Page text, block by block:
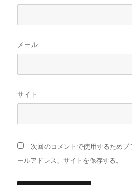
メール
サイト
次回のコメントで使用するため
ールアドレス、サイトを保存する。